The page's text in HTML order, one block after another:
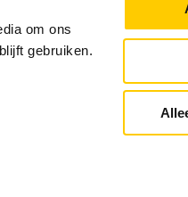
om ons
gebruiken.